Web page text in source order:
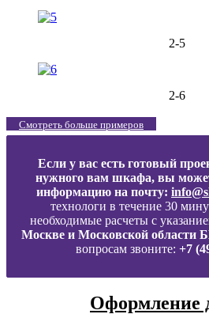
2-5
2-6
Смотреть больше примеров
Если у вас есть готовый
нужного вам шкафа, вы
информацию на почту:
технологи в течение 30
необходимые расчеты с
Москве и Московской
вопросам звоните: +7
Оформление